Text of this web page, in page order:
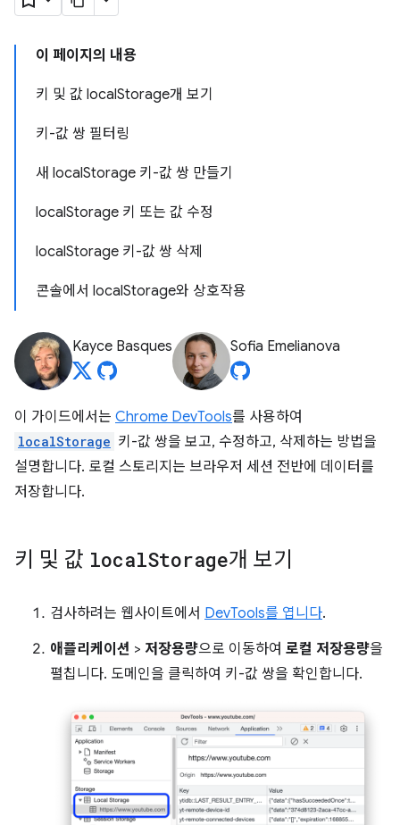
이 페이지의 내용
키 및 값 localStorage개 보기
키-값 쌍 필터링
새 localStorage 키-값 쌍 만들기
localStorage 키 또는 값 수정
localStorage 키-값 쌍 삭제
콘솔에서 localStorage와 상호작용
Kayce Basques Sofia Emelianova
이 가이드에서는 Chrome DevTools를 사용하여
localStorage 키-값 쌍을 보고, 수정하고, 삭제하는 방법을
설명합니다. 로컬 스토리지는 브라우저 세션 전반에 데이터를
저장합니다.
키 및 값 localStorage개 보기
검사하려는 웹사이트에서 DevTools를 엽니다.
애플리케이션 > 저장용량으로 이동하여 로컬 저장용량을
펼칩니다. 도메인을 클릭하여 키-값 쌍을 확인합니다.